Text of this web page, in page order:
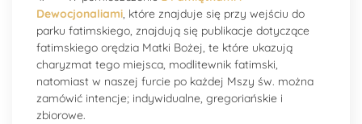
Dewocjonaliami, które znajduje się przy wejściu do
parku fatimskiego, znajdują się publikacje dotyczące
fatimskiego orędzia Matki Bożej, te które ukazują
charyzmat tego miejsca, modlitewnik fatimski,
natomiast w naszej furcie po każdej Mszy św. można
zamówić intencje; indywidualne, gregoriańskie i
zbiorowe.